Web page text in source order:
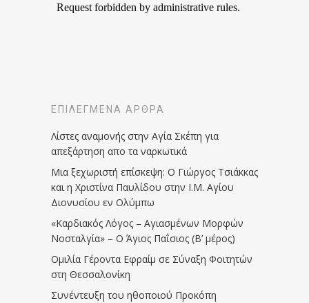
ΕΠΙΛΕΓΜΈΝΑ ΆΡΘΡΑ
Λίστες αναμονής στην Αγία Σκέπη για
απεξάρτηση απο τα ναρκωτικά
Μια ξεχωριστή επίσκεψη: Ο Γιώργος Τσιάκκας
και η Χριστίνα Παυλίδου στην Ι.Μ. Αγίου
Διονυσίου εν Ολύμπω
«Καρδιακός Λόγος – Αγιασμένων Μορφών
Νοσταλγία» – Ο Άγιος Παΐσιος (Β’ μέρος)
Ομιλία Γέροντα Εφραίμ σε Σύναξη Φοιτητών
στη Θεσσαλονίκη
Συνέντευξη του ηθοποιού Προκόπη